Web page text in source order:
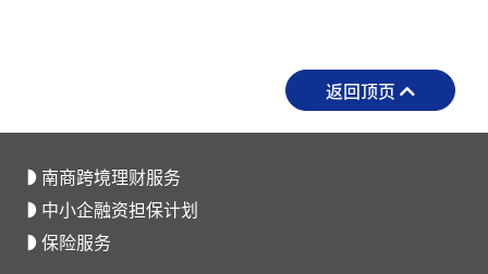
返回顶页
南商跨境理财服务
中小企融资担保计划
保险服务